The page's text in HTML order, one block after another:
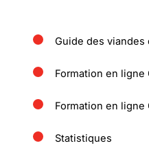
Guide des viandes
Formation en ligne
Formation en
Statistiques